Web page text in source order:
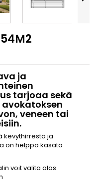
ja
tarjoaa sekä
veneen tai
kevythirrestä ja
on helppo kasata
voit valita alas